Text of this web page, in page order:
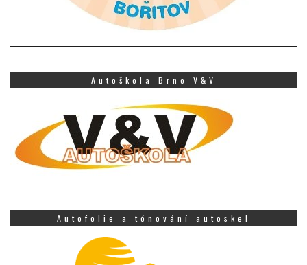
Autoškola Brno V&V
Autofolie a tónování autoskel